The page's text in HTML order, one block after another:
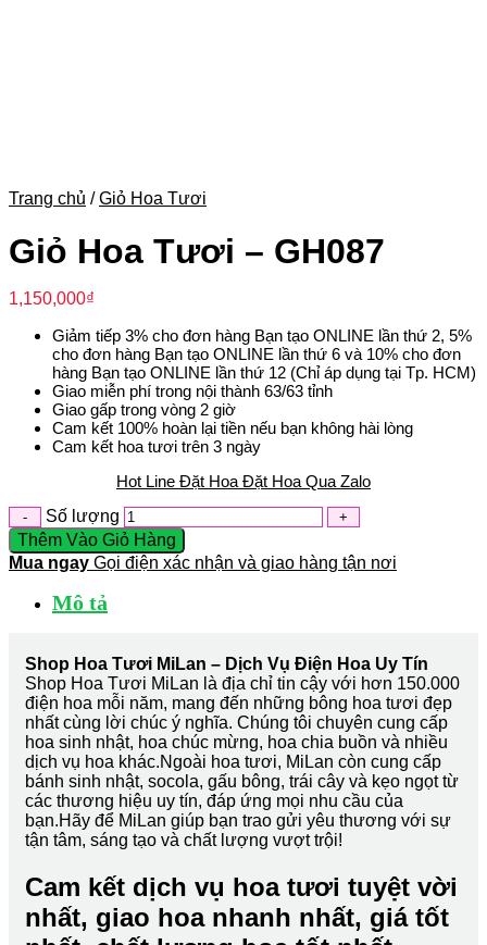
Trang chủ / Giỏ Hoa Tươi
Giỏ Hoa Tươi – GH087
1,150,000₫
Giảm tiếp 3% cho đơn hàng Bạn tạo ONLINE lần thứ 2, 5%
cho đơn hàng Bạn tạo ONLINE lần thứ 6 và 10% cho đơn
hàng Bạn tạo ONLINE lần thứ 12 (Chỉ áp dụng tại Tp. HCM)
Giao miễn phí trong nội thành 63/63 tỉnh
Giao gấp trong vòng 2 giờ
Cam kết 100% hoàn lại tiền nếu bạn không hài lòng
Cam kết hoa tươi trên 3 ngày
Hot Line Đặt Hoa Đặt Hoa Qua Zalo
Số lượng
Thêm Vào Giỏ Hàng
Mua ngay Gọi điện xác nhận và giao hàng tận nơi
Mô tả
Shop Hoa Tươi MiLan – Dịch Vụ Điện Hoa Uy Tín
Shop Hoa Tươi MiLan là địa chỉ tin cậy với hơn 150.000
điện hoa mỗi năm, mang đến những bông hoa tươi đẹp
nhất cùng lời chúc ý nghĩa. Chúng tôi chuyên cung cấp
hoa sinh nhật, hoa chúc mừng, hoa chia buồn và nhiều
dịch vụ hoa khác.Ngoài hoa tươi, MiLan còn cung cấp
bánh sinh nhật, socola, gấu bông, trái cây và kẹo ngọt từ
các thương hiệu uy tín, đáp ứng mọi nhu cầu của
bạn.Hãy để MiLan giúp bạn trao gửi yêu thương với sự
tận tâm, sáng tạo và chất lượng vượt trội!
Cam kết dịch vụ hoa tươi tuyệt vời
nhất, giao hoa nhanh nhất, giá tốt